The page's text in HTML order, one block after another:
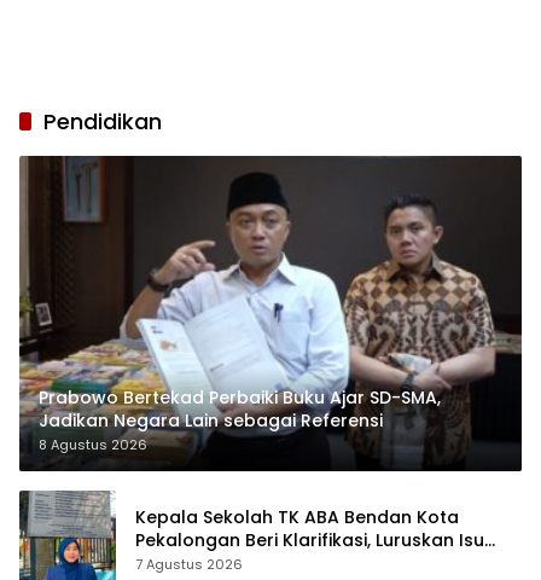
Pendidikan
Prabowo Bertekad Perbaiki Buku Ajar SD-SMA,
Jadikan Negara Lain sebagai Referensi
8 Agustus 2026
Kepala Sekolah TK ABA Bendan Kota
Pekalongan Beri Klarifikasi, Luruskan Isu
Proyek Revitalisasi
7 Agustus 2026